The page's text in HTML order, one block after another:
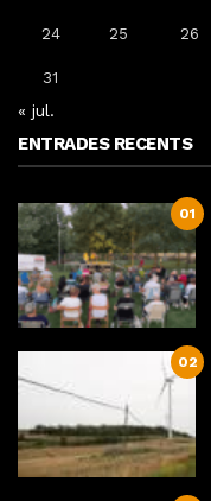
24 25 26
31
« jul.
ENTRADES RECENTS
01
02